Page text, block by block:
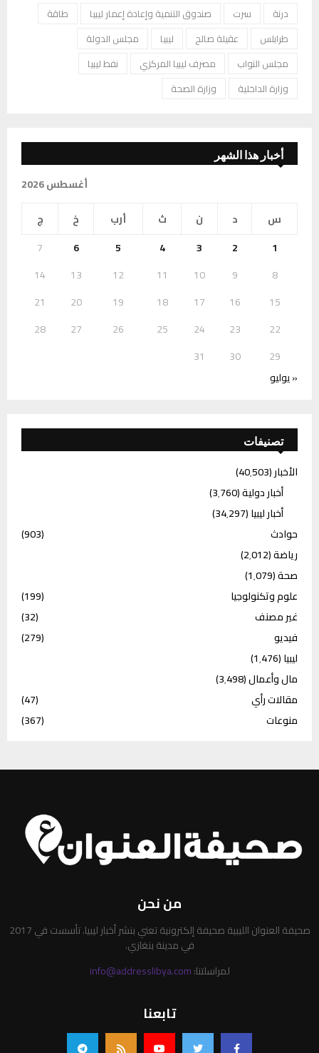
درنة
سرت صندوق التنمية وإعادة إعمار ليبيا
طاقة
طرابلس
عقيلة صالح ليبيا
مجلس الدولة
مجلس النواب
مصرف ليبيا المركزي
نفط ليبيا
وزارة الداخلية
وزارة الصحة
أخبار هذا الشهر
أغسطس 2026
س
د ن ث أرب خ
ج
1
2
3
4
5
6
7
8
9
10
11
12
13
14
15
16
17
18
19
20
21
22
23
24
25
26
27
28
29
30
31
« يوليو
تصنيفات
الأخبار(40٬503)
أخبار دولية(3٬760)
أخبار ليبيا(34٬297)
حوادث
(903)
رياضة(2٬012)
صحة(1٬079)
علوم وتكنولوجيا
(199)
غير مصنف
(32)
فيديو
(279)
ليبيا(1٬476)
مال وأعمال(3٬498)
مقالات رأي
(47)
منوعات
(367)
من نحن
صحيفة العنوان الليبية صحيفة إلكترونية تعني بنشر أخبار ليبيا. تأسست في 2017
في مدينة بنغازي.
لمراسلتنا:info@addresslibya.com
تابعنا